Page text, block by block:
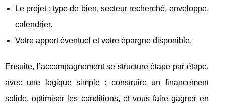
Le projet : type de bien, secteur recherché, enveloppe,
calendrier.
Votre apport éventuel et votre épargne disponible.
Ensuite, l’accompagnement se structure étape par étape,
avec une logique simple : construire un financement
solide, optimiser les conditions, et vous faire gagner en